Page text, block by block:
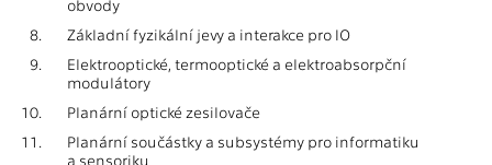
obvody
8.
Základní fyzikální jevy a interakce pro IO
9.
Elektrooptické, termooptické a elektroabsorpční
modulátory
10.
Planární optické zesilovače
11.
Planární součástky a subsystémy pro informatiku
a sensoriku